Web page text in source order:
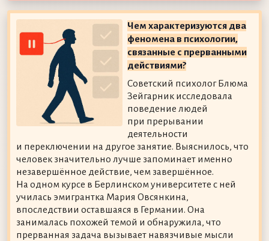
Чем характеризуются два
феномена в психологии,
связанные с прерванными
действиями?
Советский психолог Блюма
Зейгарник исследовала
поведение людей
при прерывании
деятельности
и переключении на другое занятие. Выяснилось, что
человек значительно лучше запоминает именно
незавершённое действие, чем завершённое.
На одном курсе в Берлинском университете с ней
училась эмигрантка Мария Овсянкина,
впоследствии оставшаяся в Германии. Она
занималась похожей темой и обнаружила, что
прерванная задача вызывает навязчивые мысли